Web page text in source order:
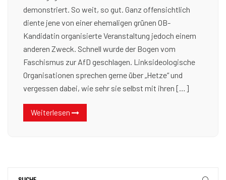
demonstriert. So weit, so gut. Ganz offensichtlich
diente jene von einer ehemaligen grünen OB-
Kandidatin organisierte Veranstaltung jedoch einem
anderen Zweck. Schnell wurde der Bogen vom
Faschismus zur AfD geschlagen. Linksideologische
Organisationen sprechen gerne über „Hetze“ und
vergessen dabei, wie sehr sie selbst mit ihren […]
Weiterlesen